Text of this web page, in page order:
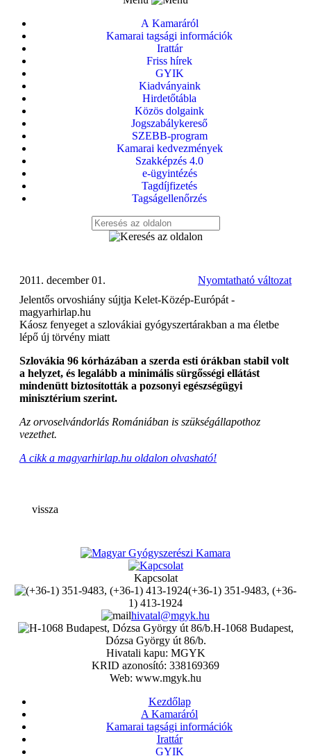
A Kamaráról
Kamarai tagsági információk
Irattár
Friss hírek
GYIK
Kiadványaink
Hirdetőtábla
Közös dolgaink
Jogszabálykereső
SZEBB-program
Kamarai kedvezmények
Szakképzés 4.0
e-ügyintézés
Tagdíjfizetés
Tagságellenőrzés
Nyomtatható változat
2011. december 01.
Jelentős orvoshiány sújtja Kelet-Közép-Európát -
magyarhirlap.hu
Káosz fenyeget a szlovákiai gyógyszertárakban a ma életbe
lépő új törvény miatt
Szlovákia 96 kórházában a szerda esti órákban stabil volt
a helyzet, és legalább a minimális sürgősségi ellátást
mindenütt biztosították a pozsonyi egészségügyi
minisztérium szerint.
Az orvoselvándorlás Romániában is szükségállapothoz
vezethet.
A cikk a magyarhirlap.hu oldalon olvasható!
vissza
Kapcsolat
(+36-1) 351-9483, (+36-
1) 413-1924
hivatal@mgyk.hu
H-1068 Budapest,
Dózsa György út 86/b.
Hivatali kapu: MGYK
KRID azonosító: 338169369
Web: www.mgyk.hu
Kezdőlap
A Kamaráról
Kamarai tagsági információk
Irattár
GYIK